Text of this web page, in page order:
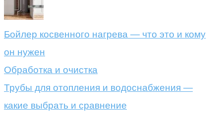
Бойлер косвенного нагрева — что это и кому
он нужен
Обработка и очистка
Трубы для отопления и водоснабжения —
какие выбрать и сравнение